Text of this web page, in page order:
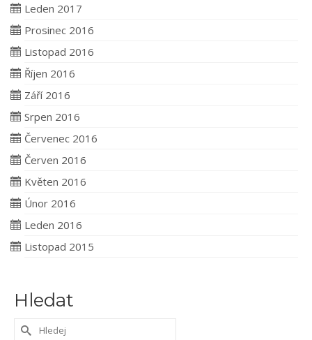
Leden 2017
Prosinec 2016
Listopad 2016
Říjen 2016
Září 2016
Srpen 2016
Červenec 2016
Červen 2016
Květen 2016
Únor 2016
Leden 2016
Listopad 2015
Hledat
Search